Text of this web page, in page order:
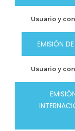
Usuario y
EMISIÓN
Usuario y